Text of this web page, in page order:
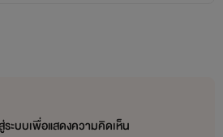
ะบบเพื่อแสดงความคิดเห็น